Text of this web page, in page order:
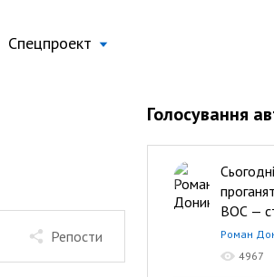
Спецпроект
Репости
Голосування
ВОС —
Роман
4967